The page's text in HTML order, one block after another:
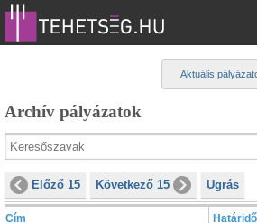
Aktuális
Archív pályázatok
Előző 15 Következő 15 Ugrás
Cím Határidő